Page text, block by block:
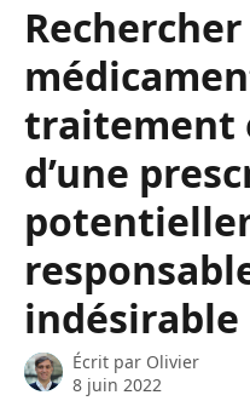
traitement
d’une
indésirable
Écrit par Olivier
8 juin 2022